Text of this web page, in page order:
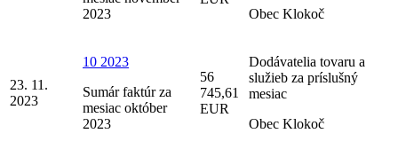
2023
Obec Klokoč
23. 11.
2023
10 2023
Sumár faktúr za
mesiac október
2023
56
745,61
EUR
Dodávatelia tovaru a
služieb za príslušný
mesiac
Obec Klokoč